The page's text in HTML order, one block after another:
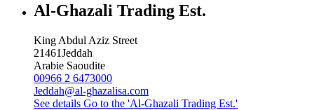
Al-Ghazali Trading Est.
King Abdul Aziz Street
21461Jeddah
Arabie Saoudite
00966 2 6473000
Jeddah@al-ghazalisa.com
See details Go to the 'Al-Ghazali Trading Est.'